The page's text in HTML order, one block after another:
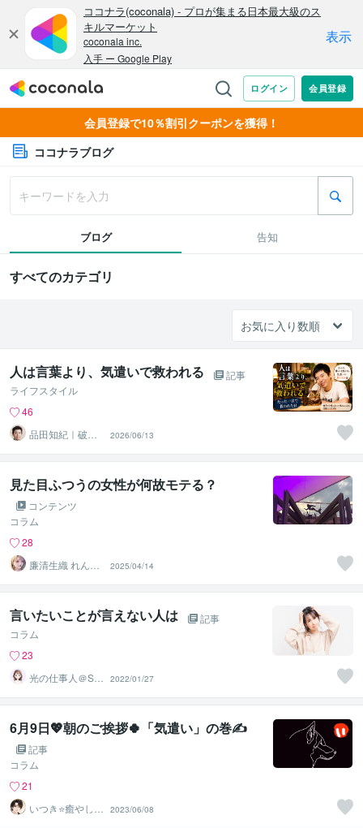
会員登録で10％割引クーポンを獲得！
ココナラブログ
ブログ 告知
すべてのカテゴリ
人は言葉より、気遣いで救われる
記事
ライフスタイル
46
品田知紀｜破産
から再起したコ
ンサルタント
2026/06/13
見た目ふつうの女性が何故モテる？
コンテンツ
コラム
28
廉清生織 れんせ
い さき
2025/04/14
言いたいことが言えない人は
記事
コラム
23
光の仕事人＠SA
CHIKO
2022/01/27
6月9日💖朝のご挨拶🍀「気遣い」の巻✍️
記事
コラム
21
いつき⭐️癒やし声
のお話相手
2023/06/08